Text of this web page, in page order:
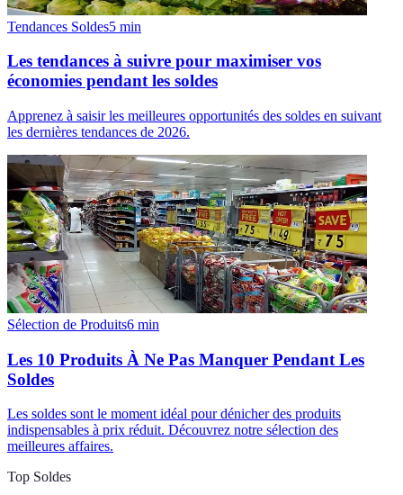
Tendances Soldes5 min
Les tendances à suivre pour maximiser vos
économies pendant les soldes
Apprenez à saisir les meilleures opportunités des soldes en suivant
les dernières tendances de 2026.
Sélection de Produits6 min
Les 10 Produits À Ne Pas Manquer Pendant Les
Soldes
Les soldes sont le moment idéal pour dénicher des produits
indispensables à prix réduit. Découvrez notre sélection des
meilleures affaires.
Top Soldes